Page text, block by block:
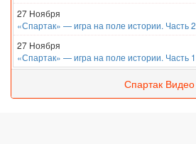
27 Ноября
«Спартак» — игра на поле истории. Часть 2
27 Ноября
«Спартак» — игра на поле истории. Часть 1
Спартак Видео